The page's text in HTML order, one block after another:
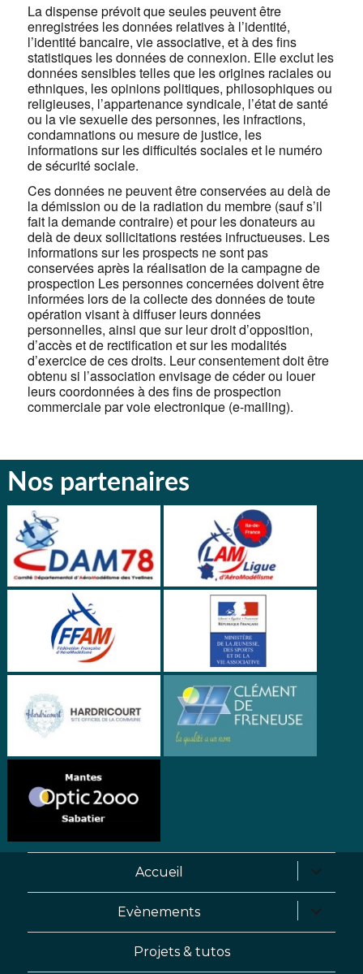
La dispense prévoit que seules peuvent être
enregistrées les données relatives à l’identité,
l’identité bancaire, vie associative, et à des fins
statistiques les données de connexion. Elle exclut les
données sensibles telles que les origines raciales ou
ethniques, les opinions politiques, philosophiques ou
religieuses, l’appartenance syndicale, l’état de santé
ou la vie sexuelle des personnes, les infractions,
condamnations ou mesure de justice, les
informations sur les difficultés sociales et le numéro
de sécurité sociale.
Ces données ne peuvent être conservées au delà de
la démission ou de la radiation du membre (sauf s’il
fait la demande contraire) et pour les donateurs au
delà de deux sollicitations restées infructueuses. Les
informations sur les prospects ne sont pas
conservées après la réalisation de la campagne de
prospection Les personnes concernées doivent être
informées lors de la collecte des données de toute
opération visant à diffuser leurs données
personnelles, ainsi que sur leur droit d’opposition,
d’accès et de rectification et sur les modalités
d’exercice de ces droits. Leur consentement doit être
obtenu si l’association envisage de céder ou louer
leurs coordonnées à des fins de prospection
commerciale par voie electronique (e-mailing).
Nos partenaires
Accueil
ouvrir
le
sous-
Evènements
ouvrir
le
Projets & tutos